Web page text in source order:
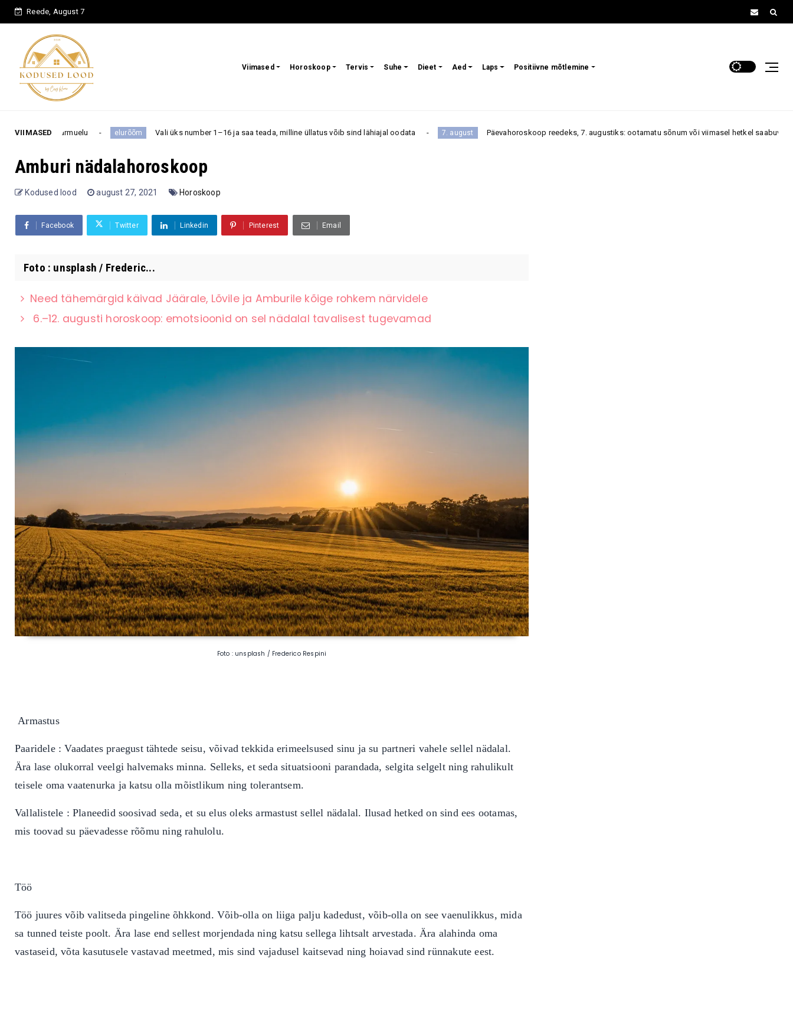
Reede, August 7
Viimased Horoskoop Tervis Suhe Dieet Aed Laps Positiivne mõtlemine
VIIMASEDelurõõm Vali üks number 1–16 ja saa teada, milline üllatus võib sind lähiajal oodata 7. august Päevahoroskoop reedeks, 7. augustiks: ootamatu sõnum või viimasel hetkel saabuv kutse võib muuta
Amburi nädalahoroskoop
Kodused lood august 27, 2021 Horoskoop
Facebook Twitter Linkedin Pinterest Email
Foto : unsplash / Frederic...
Need tähemärgid käivad Jäärale, Lõvile ja Amburile kõige rohkem närvidele
6.–12. augusti horoskoop: emotsioonid on sel nädalal tavalisest tugevamad
Foto : unsplash / Frederico Respini
Armastus
Paaridele : Vaadates praegust tähtede seisu, võivad tekkida erimeelsused sinu ja su partneri vahele sellel nädalal.
Ära lase olukorral veelgi halvemaks minna. Selleks, et seda situatsiooni parandada, selgita selgelt ning rahulikult
teisele oma vaatenurka ja katsu olla mõistlikum ning tolerantsem.
Vallalistele : Planeedid soosivad seda, et su elus oleks armastust sellel nädalal. Ilusad hetked on sind ees ootamas,
mis toovad su päevadesse rõõmu ning rahulolu.
Töö
Töö juures võib valitseda pingeline õhkkond. Võib-olla on liiga palju kadedust, võib-olla on see vaenulikkus, mida
sa tunned teiste poolt. Ära lase end sellest morjendada ning katsu sellega lihtsalt arvestada. Ära alahinda oma
vastaseid, võta kasutusele vastavad meetmed, mis sind vajadusel kaitsevad ning hoiavad sind rünnakute eest.